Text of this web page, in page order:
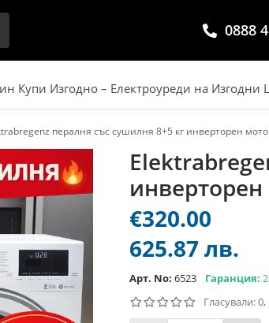
0888
Купи Изгодно – Електроуреди на
пералня със сушилня 8+5 кг инверторен
€320.00
625.87 лв.
Арт. No: 6523 Гаранция:
Гласували: